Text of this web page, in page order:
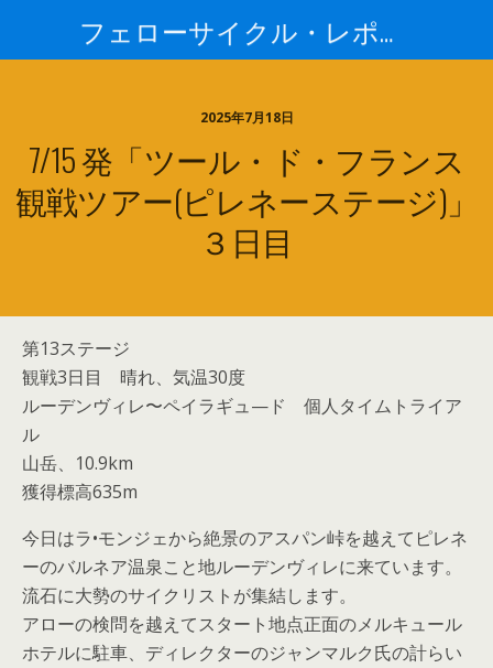
フェローサイクル・レポート
2025年7月18日
7/15 発「ツール・ド・フランス
観戦ツアー(ピレネーステージ)」
３日目
第13ステージ
観戦3日目 晴れ、気温30度
ルーデンヴィレ〜ペイラギュ—ド 個人タイムトライア
ル
山岳、10.9km
獲得標高635m
今日はラ•モンジェから絶景のアスパン峠を越えてピレネ
ーのバルネア温泉こと地ルーデンヴィレに来ています。
流石に大勢のサイクリストが集結します。
アローの検問を越えてスタート地点正面のメルキュール
ホテルに駐車、ディレクターのジャンマルク氏の計らい